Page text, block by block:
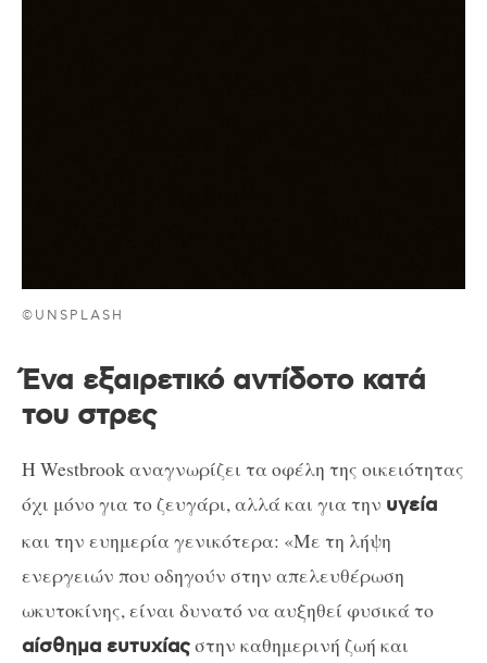
©UNSPLASH
Ένα εξαιρετικό αντίδοτο κατά
του στρες
Η Westbrook αναγνωρίζει τα οφέλη της οικειότητας
όχι μόνο για το ζευγάρι, αλλά και για την υγεία
και την ευημερία γενικότερα: «Με τη λήψη
ενεργειών που οδηγούν στην απελευθέρωση
ωκυτοκίνης, είναι δυνατό να αυξηθεί φυσικά το
αίσθημα ευτυχίαςστην καθημερινή ζωή και